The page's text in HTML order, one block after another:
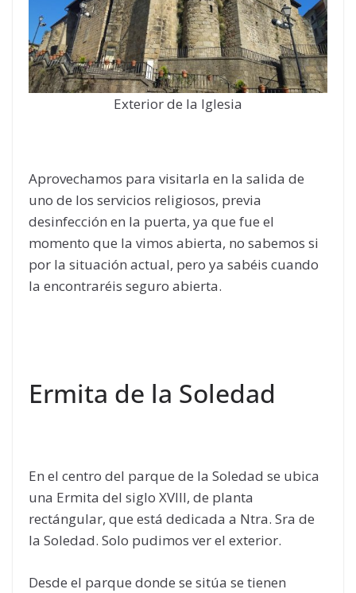
Exterior de la Iglesia
Aprovechamos para visitarla en la salida de
uno de los servicios religiosos, previa
desinfección en la puerta, ya que fue el
momento que la vimos abierta, no sabemos si
por la situación actual, pero ya sabéis cuando
la encontraréis seguro abierta.
Ermita de la Soledad
En el centro del parque de la Soledad se ubica
una Ermita del siglo XVIII, de planta
rectángular, que está dedicada a Ntra. Sra de
la Soledad. Solo pudimos ver el exterior.
Desde el parque donde se sitúa se tienen